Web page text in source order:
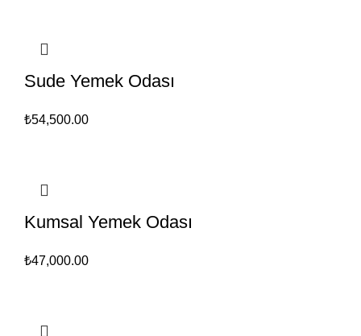
Sude Yemek Odası
₺54,500.00
Kumsal Yemek Odası
₺47,000.00